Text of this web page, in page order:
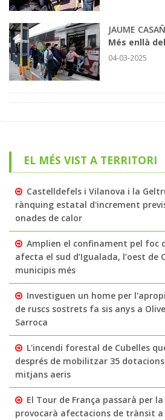
JAUME
Més enllà
04-03-2025
EL MÉS VIST A TERRITORI
Castelldefels i Vilanova i la
rànquing estatal d'increment
onades de calor
Amplien el confinament pel foc
afecta el sud d’Igualada, l’oest de
municipis més
Investiguen un home per
de ruscs sostrets fa sis anys a
Sarroca
L'incendi forestal de Cubelles
després de mobilitzar 35
mitjans aeris
El Tour de França passarà per
provocarà afectacions de trànsit a